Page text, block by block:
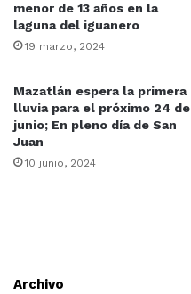
menor de 13 años en la
laguna del iguanero
19 marzo, 2024
Mazatlán espera la primera
lluvia para el próximo 24 de
junio; En pleno día de San
Juan
10 junio, 2024
Archivo